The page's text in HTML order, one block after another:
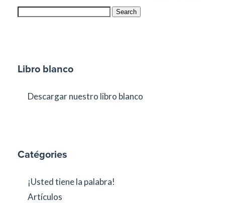
Search
Libro blanco
Descargar nuestro libro blanco
Catégories
¡Usted tiene la palabra!
Artículos